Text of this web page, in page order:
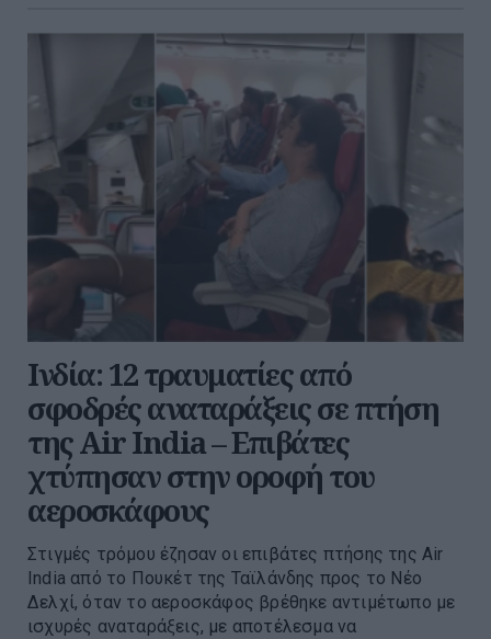
Ινδία: 12 τραυματίες από
σφοδρές αναταράξεις σε πτήση
της Air India – Επιβάτες
χτύπησαν στην οροφή του
αεροσκάφους
Στιγμές τρόμου έζησαν οι επιβάτες πτήσης της Air
India από το Πουκέτ της Ταϊλάνδης προς το Νέο
Δελχί, όταν το αεροσκάφος βρέθηκε αντιμέτωπο με
ισχυρές αναταράξεις, με αποτέλεσμα να